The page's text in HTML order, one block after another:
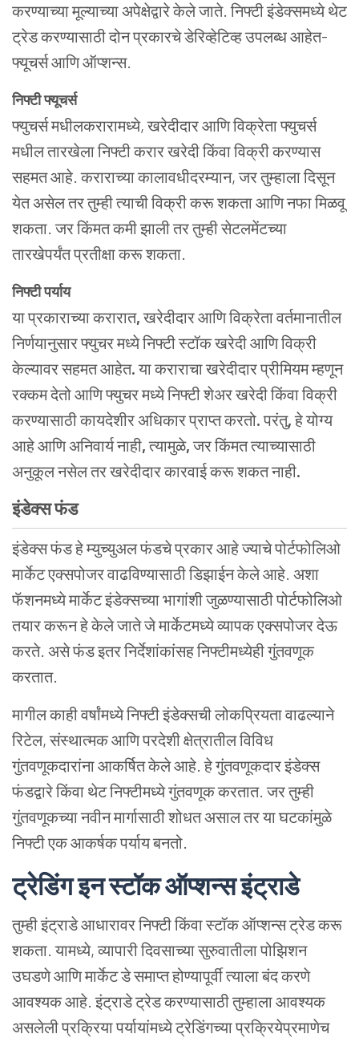
करण्याच्या मूल्याच्या अपेक्षेद्वारे केले जाते. निफ्टी इंडेक्समध्ये थेट
ट्रेड करण्यासाठी दोन प्रकारचे डेरिव्हेटिव्ह उपलब्ध आहेत-
फ्यूचर्स आणि ऑप्शन्स.
निफ्टीफ्यूचर्स
फ्युचर्स मधीलकरारामध्ये, खरेदीदार आणि विक्रेता फ्युचर्स
मधील तारखेला निफ्टी करार खरेदी किंवा विक्री करण्यास
सहमत आहे. कराराच्या कालावधीदरम्यान, जर तुम्हाला दिसून
येत असेल तर तुम्ही त्याची विक्री करू शकता आणि नफा मिळवू
शकता. जर किंमत कमी झाली तर तुम्ही सेटलमेंटच्या
तारखेपर्यंत प्रतीक्षा करू शकता.
निफ्टीपर्याय
या प्रकाराच्या करारात,खरेदीदार आणि विक्रेता वर्तमानातील
निर्णयानुसार फ्युचर मध्ये निफ्टी स्टॉक खरेदी आणि विक्री
केल्यावर सहमत आहेत.या कराराचा खरेदीदार प्रीमियम म्हणून
रक्कम देतो आणि फ्युचर मध्ये निफ्टी शेअर खरेदी किंवा विक्री
करण्यासाठी कायदेशीर अधिकार प्राप्त करतो.परंतु,हे योग्य
आहे आणि अनिवार्य नाही,त्यामुळे,जर किंमत त्याच्यासाठी
अनुकूल नसेल तर खरेदीदार कारवाई करू शकत नाही.
इंडेक्सफंड
इंडेक्स फंड हे म्युच्युअल फंडचे प्रकार आहे ज्याचे पोर्टफोलिओ
मार्केट एक्सपोजर वाढविण्यासाठी डिझाईन केले आहे. अशा
फॅशनमध्ये मार्केट इंडेक्सच्या भागांशी जुळण्यासाठी पोर्टफोलिओ
तयार करून हे केले जाते जे मार्केटमध्ये व्यापक एक्सपोजर देऊ
करते. असे फंड इतर निर्देशांकांसह निफ्टीमध्येही गुंतवणूक
करतात.
मागील काही वर्षांमध्ये निफ्टी इंडेक्सची लोकप्रियता वाढल्याने
रिटेल, संस्थात्मक आणि परदेशी क्षेत्रातील विविध
गुंतवणूकदारांना आकर्षित केले आहे. हे गुंतवणूकदार इंडेक्स
फंडद्वारे किंवा थेट निफ्टीमध्ये गुंतवणूक करतात. जर तुम्ही
गुंतवणूकच्या नवीन मार्गासाठी शोधत असाल तर या घटकांमुळे
निफ्टी एक आकर्षक पर्याय बनतो.
ट्रेडिंगइनस्टॉकऑप्शन्सइंट्राडे
तुम्ही इंट्राडे आधारावर निफ्टी किंवा स्टॉक ऑप्शन्स ट्रेड करू
शकता. यामध्ये, व्यापारी दिवसाच्या सुरुवातीला पोझिशन
उघडणे आणि मार्केट डे समाप्त होण्यापूर्वी त्याला बंद करणे
आवश्यक आहे. इंट्राडे ट्रेड करण्यासाठी तुम्हाला आवश्यक
असलेली प्रक्रिया पर्यायांमध्ये ट्रेडिंगच्या प्रक्रियेप्रमाणेच